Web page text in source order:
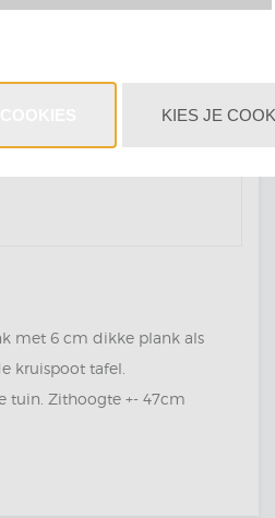
dit product?
met 6 cm dikke plank als
kruispoot tafel.
tuin. Zithoogte +- 47cm
KIES JE